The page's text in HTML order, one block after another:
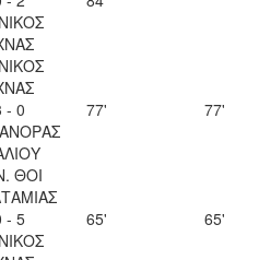
- 0
77' 77'
ΘΟΙ
- 5
65' 65'